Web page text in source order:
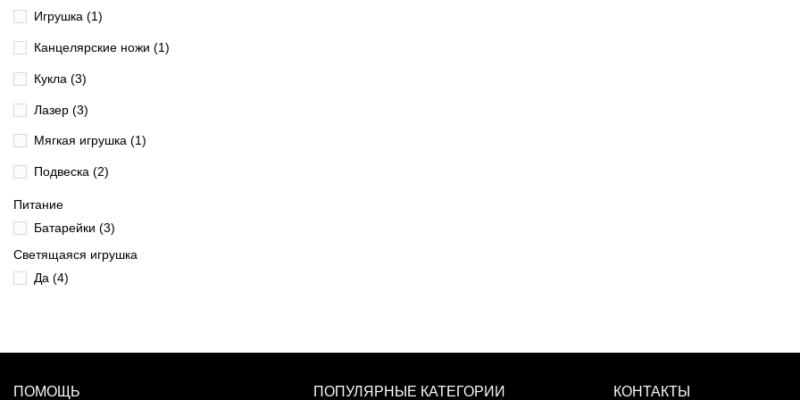
Игрушка (1)
Канцелярские ножи (1)
Кукла (3)
Лазер (3)
Мягкая игрушка (1)
Подвеска (2)
Прикол
Светящийся игрушки
Питание
Батарейки (3)
Светящаяся игрушка
Да (4)
ПОМОЩЬ ПОПУЛЯРНЫЕ КАТЕГОРИИ КОНТАКТЫ